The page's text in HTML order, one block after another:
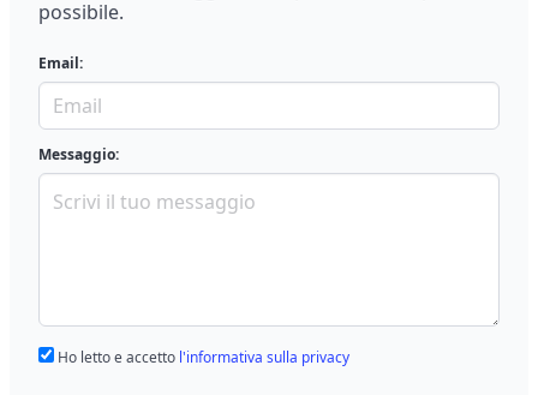
possibile.
Email:
Messaggio:
Ho letto e accetto l'informativa sulla privacy